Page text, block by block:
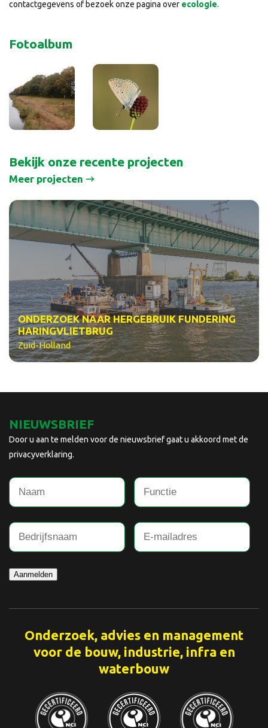
contactgegevens of bezoek onze pagina over ecologie.
Fotoalbum
Bekijk onze recente projecten
Meer projecten
ONDERZOEK NAAR HERGEBRUIK FUNDERING
HARINGVLIETBRUG
Zuid-Holland
NIEUWSBRIEF
Door u aan te melden voor de nieuwsbrief gaat u akkoord met de
privacyverklaring.
Aanmelden
Onderzoek, advies en management
voor de bouw, industrie, infra en
waterbouw